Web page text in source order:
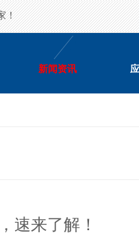
！
新闻资讯
速来了解！